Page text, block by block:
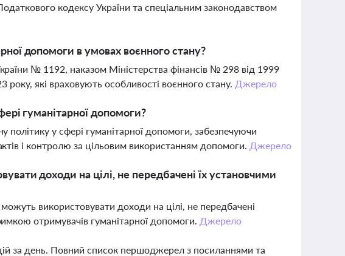
кодексу України та спеціальним законодавством
допомоги в умовах воєнного стану?
№ 1192, наказом Міністерства фінансів № 298 від 1999
які враховують особливості воєнного стану. Джерело
гуманітарної допомоги?
політику у сфері гуманітарної допомоги, забезпечуючи
і контролю за цільовим використанням допомоги. Джерело
доходи на цілі, не передбачені їх установчими
можуть використовувати доходи на цілі, не передбачені
отримувачів гуманітарної допомоги. Джерело
за день. Повний список першоджерел з посиланнями та